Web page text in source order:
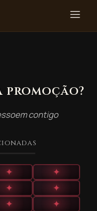
promoção?
contigo
✦
✦
✦
✦
✦
✦